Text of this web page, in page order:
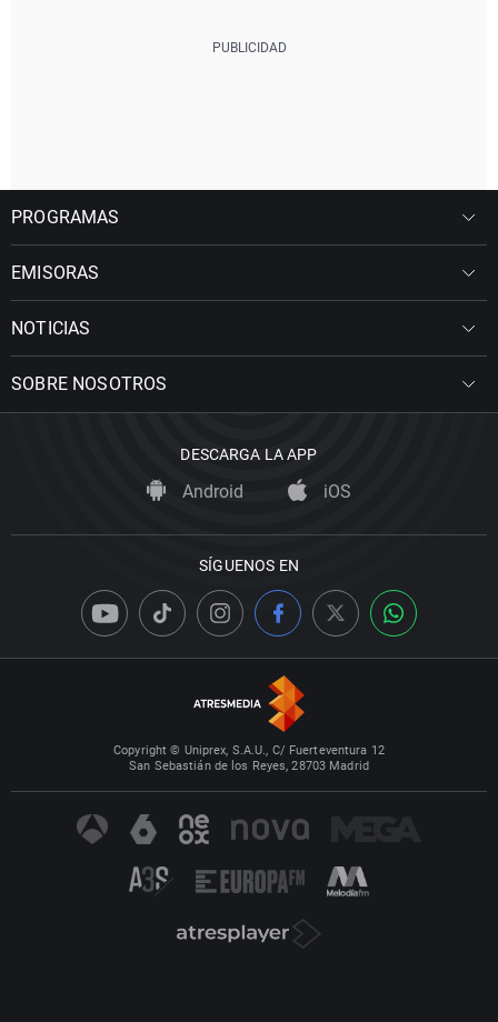
PROGRAMAS
EMISORAS
NOTICIAS
SOBRE NOSOTROS
DESCARGA LA APP
Android iOS
SÍGUENOS EN
Copyright © Uniprex, S.A.U., C/ Fuerteventura 12
San Sebastián de los Reyes, 28703 Madrid